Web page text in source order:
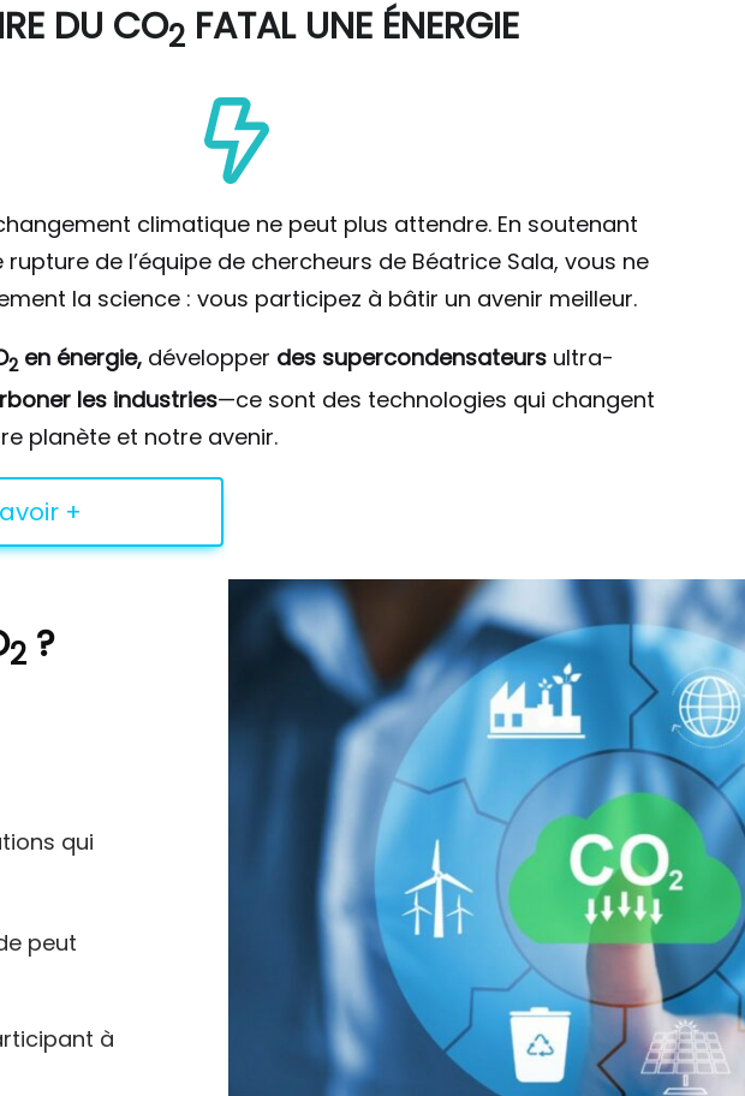
DU CO2FATAL UNE ÉNERGIE
climatique ne peut plus attendre. En soutenant
de l’équipe de chercheurs de Béatrice Sala, vous ne
la science : vous participez à bâtir un avenir meilleur.
2 en énergie, développer des supercondensateurs ultra-
les industries—ce sont des technologies qui changent
planète et notre avenir.
+
2 ?
qui
peut
à